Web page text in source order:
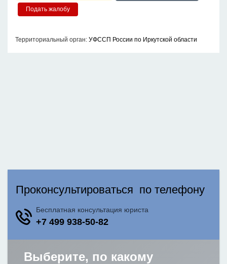
Территориальный орган: УФССП России по Иркутской области